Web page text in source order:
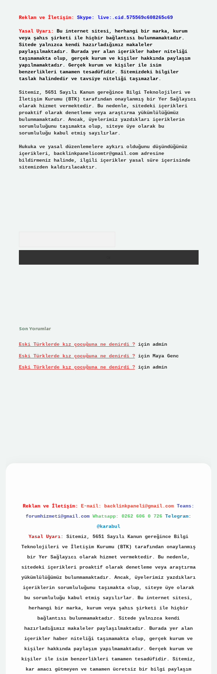
Reklam ve İletişim: Skype: live:.cid.575569c608265c69
Yasal Uyarı:
Bu internet sitesi, herhangi bir marka, kurum
veya şahıs şirketi ile hiçbir bağlantısı bulunmamaktadır.
Sitede yalnızca kendi hazırladığımız makaleler
paylaşılmaktadır. Burada yer alan içerikler haber niteliği
taşımamakta olup, gerçek kurum ve kişiler hakkında paylaşım
yapılmamaktadır. Gerçek kurum ve kişiler ile isim
benzerlikleri tamamen tesadüfidir. Sitemizdeki bilgiler
taslak halindedir ve tavsiye niteliği taşımazlar.
Sitemiz, 5651 Sayılı Kanun gereğince Bilgi Teknolojileri ve
İletişim Kurumu (BTK) tarafından onaylanmış bir Yer Sağlayıcı
olarak hizmet vermektedir. Bu nedenle, sitedeki içerikleri
proaktif olarak denetleme veya araştırma yükümlülüğümüz
bulunmamaktadır. Ancak, üyelerimiz yazdıkları içeriklerin
sorumluluğunu taşımakta olup, siteye üye olarak bu
sorumluluğu kabul etmiş sayılırlar.
Hukuka ve yasal düzenlemelere aykırı olduğunu düşündüğünüz
içerikleri, backlinkpanelicomtr@gmail.comadresine
bildirmeniz halinde, ilgili içerikler yasal süre içerisinde
sitemizden kaldırılacaktır.
Son Yorumlar
Eski Türklerde kız çocuğuna ne denirdi ?için admin
Eski Türklerde kız çocuğuna ne denirdi ?için Maya Genc
Eski Türklerde kız çocuğuna ne denirdi ?için admin
Reklam ve İletişim: E-mail: backlinkpaneli@gmail.com Teams:
forumhizmeti@gmail.com Whatsapp: 0262 606 0 726 Telegram:
@karabul
Yasal Uyarı:
Sitemiz, 5651 Sayılı Kanun gereğince Bilgi
Teknolojileri ve İletişim Kurumu (BTK) tarafından onaylanmış
bir Yer Sağlayıcı olarak hizmet vermektedir. Bu nedenle,
sitedeki içerikleri proaktif olarak denetleme veya araştırma
yükümlülüğümüz bulunmamaktadır. Ancak, üyelerimiz yazdıkları
içeriklerin sorumluluğunu taşımakta olup, siteye üye olarak
bu sorumluluğu kabul etmiş sayılırlar. Bu internet sitesi,
herhangi bir marka, kurum veya şahıs şirketi ile hiçbir
bağlantısı bulunmamaktadır. Sitede yalnızca kendi
hazırladığımız makaleler paylaşılmaktadır. Burada yer alan
içerikler haber niteliği taşımamakta olup, gerçek kurum ve
kişiler hakkında paylaşım yapılmamaktadır. Gerçek kurum ve
kişiler ile isim benzerlikleri tamamen tesadüfidir. Sitemiz,
kar amacı gütmeyen ve tamamen ücretsiz bir bilgi paylaşım